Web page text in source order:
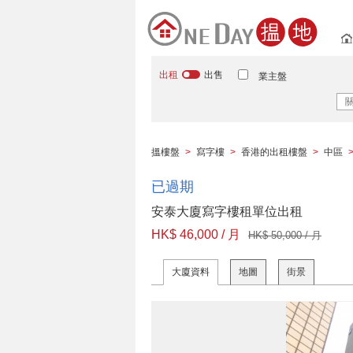
出租 出售 業主盤
搵樓盤 > 寫字樓 > 香港的出租樓盤 > 中區 >
已過期
安泰大廈寫字樓租單位出租
HK$ 46,000 / 月
HK$ 50,000 / 月
大廈資料 地圖 街景